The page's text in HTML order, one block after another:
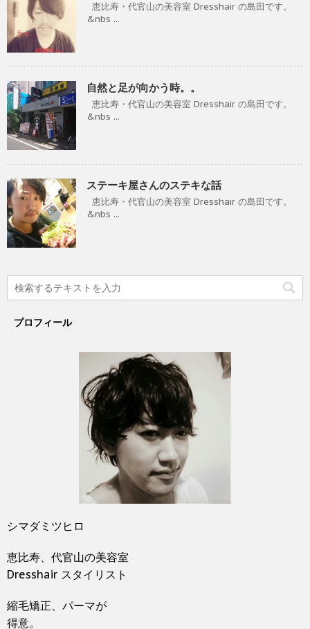
恵比寿・代官山の美容室 Dresshair の島田です。
&nbs ...
自然と足が向かう時。。
恵比寿・代官山の美容室 Dresshair の島田です。
&nbs ...
ステーキ屋さんのステキな話
恵比寿・代官山の美容室 Dresshair の島田です。
&nbs ...
プロフィール
シマダミツヒロ
恵比寿、代官山の美容室
Dresshair スタイリスト
縮毛矯正、パーマが
得意。